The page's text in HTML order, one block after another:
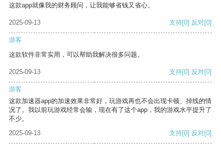
这款app就像我的财务顾问，让我能够省钱又省心。
2025-09-13 支持[0] 反对[0]
游客
这款软件非常实用，可以帮助我解决很多问题。
2025-09-13 支持[0] 反对[0]
游客
这款加速器app的加速效果非常好，玩游戏再也不会出现卡顿、掉线的情
况了。我以前玩游戏经常会输，现在有了这个app，我的游戏水平提升了
不少。
2025-09-13
支持[0] 反对[0]